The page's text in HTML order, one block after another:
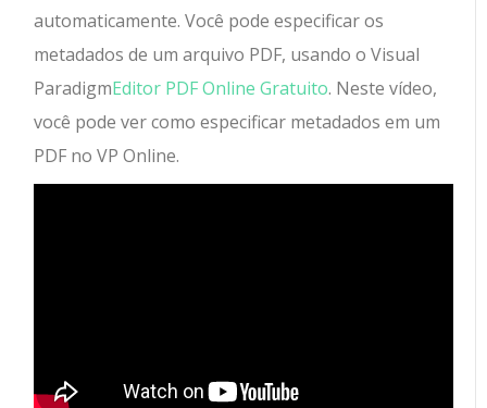
automaticamente. Você pode especificar os
metadados de um arquivo PDF, usando o Visual
ParadigmEditor PDF Online Gratuito. Neste vídeo,
você pode ver como especificar metadados em um
PDF no VP Online.